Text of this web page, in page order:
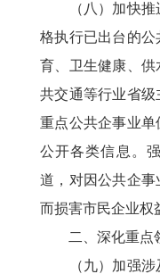
（八）加快推
格执行已出台的
育、卫生健康、
共交通等行业省
重点公共企事业
公开各类信息。
道，对因公共企
而损害市民企业权
二、深化重点
（九）加强涉